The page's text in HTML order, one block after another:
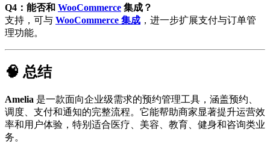
Q4：能否和 WooCommerce 集成？
支持，可与 WooCommerce 集成 ，进一步扩展支付与订单管
理功能。
🧠 总结
Amelia 是一款面向企业级需求的预约管理工具，涵盖预约、
调度、支付和通知的完整流程。它能帮助商家显著提升运营效
率和用户体验，特别适合医疗、美容、教育、健身和咨询类业
务。